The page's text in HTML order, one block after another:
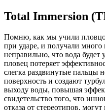
Total Immersion
Помню, как мы учили
при ударе, и получали
неправильно, что вода
пловец потеряет
слегка раздвинутые пальцы
поверхность и создают
выходу воды, повышая
свидетельство того, что
отказа от стереотипов,